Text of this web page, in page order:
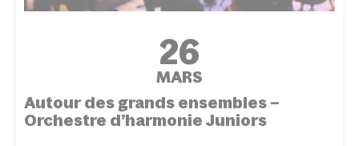
26
MARS
Autour des grands ensembles –
Orchestre d’harmonie Juniors